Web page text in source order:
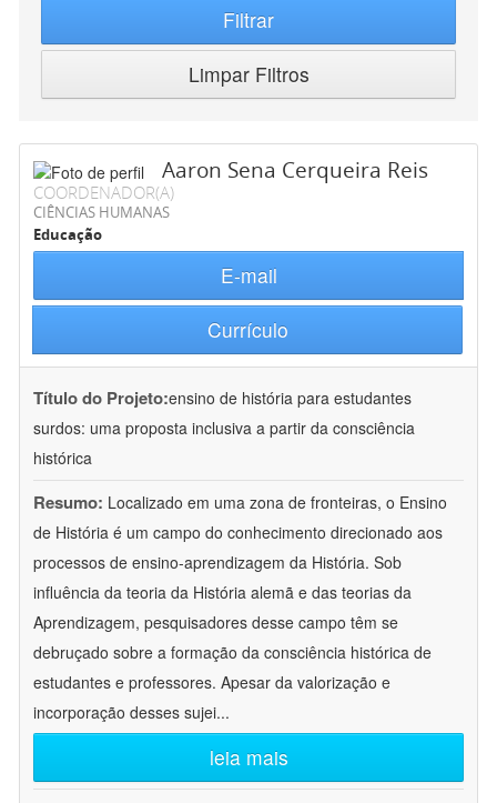
Filtrar
Limpar Filtros
Aaron Sena Cerqueira Reis
COORDENADOR(A)
CIÊNCIAS HUMANAS
Educação
E-mail
Currículo
Título do Projeto:ensino de história para estudantes
surdos: uma proposta inclusiva a partir da consciência
histórica
Resumo: Localizado em uma zona de fronteiras, o Ensino
de História é um campo do conhecimento direcionado aos
processos de ensino-aprendizagem da História. Sob
influência da teoria da História alemã e das teorias da
Aprendizagem, pesquisadores desse campo têm se
debruçado sobre a formação da consciência histórica de
estudantes e professores. Apesar da valorização e
incorporação desses sujei...
leia mais